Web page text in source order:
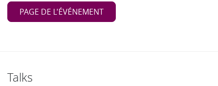
PAGE DE L'ÉVÉNEMENT
Talks